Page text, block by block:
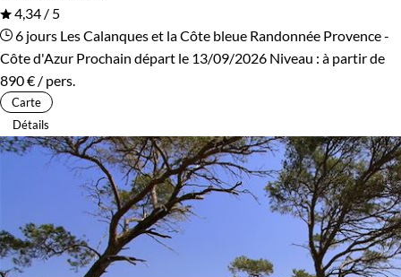
4,34 / 5
6 jours Les Calanques et la Côte bleue Randonnée Provence -
Côte d'Azur Prochain départ le 13/09/2026 Niveau : à partir de
890 € / pers.
Carte
Détails